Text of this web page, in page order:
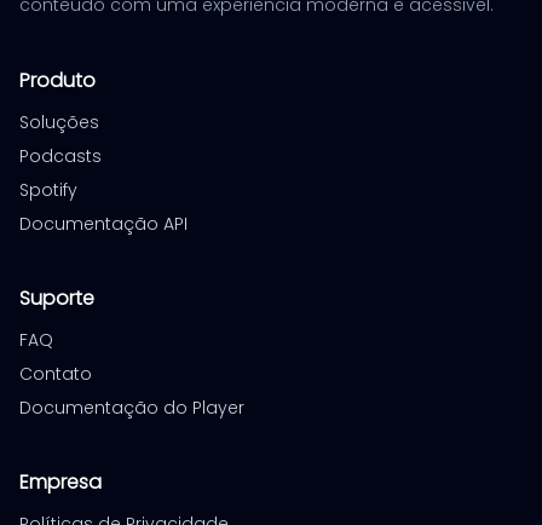
conteudo com uma experiencia moderna e acessivel.
Produto
Soluções
Podcasts
Spotify
Documentação API
Suporte
FAQ
Contato
Documentação do Player
Empresa